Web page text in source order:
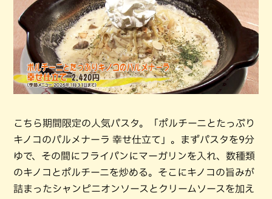
こちら期間限定の人気パスタ。「ポルチーニとたっぷり
キノコのパルメナーラ 幸せ仕立て」。まずパスタを9分
ゆで、その間にフライパンにマーガリンを入れ、数種類
のキノコとポルチーニを炒める。そこにキノコの旨みが
詰まったシャンピニオンソースとクリームソースを加え